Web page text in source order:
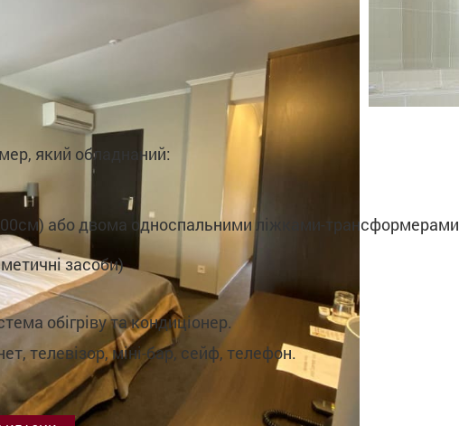
який обладнаний:
або двома односпальними ліжками-трансформерами
засоби)
обігріву та кондиціонер.
телевізор, міні-бар, сейф, телефон.